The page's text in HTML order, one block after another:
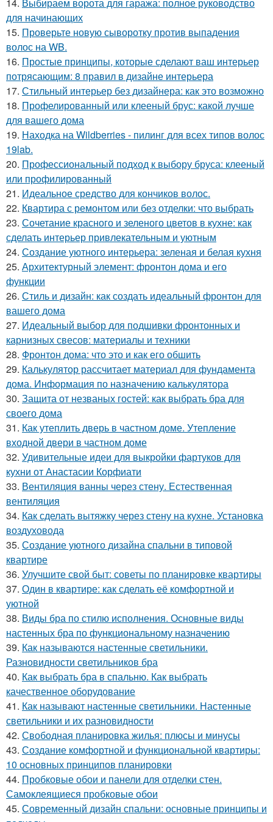
для начинающих
15. Проверьте новую сыворотку против выпадения
волос на WB.
16. Простые принципы, которые сделают ваш интерьер
потрясающим: 8 правил в дизайне интерьера
17. Стильный интерьер без дизайнера: как это возможно
18. Профелированный или клееный брус: какой лучше
для вашего дома
19. Находка на Wildberries - пилинг для всех типов волос
19lab.
20. Профессиональный подход к выбору бруса: клееный
или профилированный
21. Идеальное средство для кончиков волос.
22. Квартира с ремонтом или без отделки: что выбрать
23. Сочетание красного и зеленого цветов в кухне: как
сделать интерьер привлекательным и уютным
24. Создание уютного интерьера: зеленая и белая кухня
25. Архитектурный элемент: фронтон дома и его
функции
26. Стиль и дизайн: как создать идеальный фронтон для
вашего дома
27. Идеальный выбор для подшивки фронтонных и
карнизных свесов: материалы и техники
28. Фронтон дома: что это и как его обшить
29. Калькулятор рассчитает материал для фундамента
дома. Информация по назначению калькулятора
30. Защита от незваных гостей: как выбрать бра для
своего дома
31. Как утеплить дверь в частном доме. Утепление
входной двери в частном доме
32. Удивительные идеи для выкройки фартуков для
кухни от Анастасии Корфиати
33. Вентиляция ванны через стену. Естественная
вентиляция
34. Как сделать вытяжку через стену на кухне. Установка
воздуховода
35. Создание уютного дизайна спальни в типовой
квартире
36. Улучшите свой быт: советы по планировке квартиры
37. Один в квартире: как сделать её комфортной и
уютной
38. Виды бра по стилю исполнения. Основные виды
настенных бра по функциональному назначению
39. Как называются настенные светильники.
Разновидности светильников бра
40. Как выбрать бра в спальню. Как выбрать
качественное оборудование
41. Как называют настенные светильники. Настенные
светильники и их разновидности
42. Свободная планировка жилья: плюсы и минусы
43. Создание комфортной и функциональной квартиры:
10 основных принципов планировки
44. Пробковые обои и панели для отделки стен.
Самоклеящиеся пробковые обои
45. Современный дизайн спальни: основные принципы и